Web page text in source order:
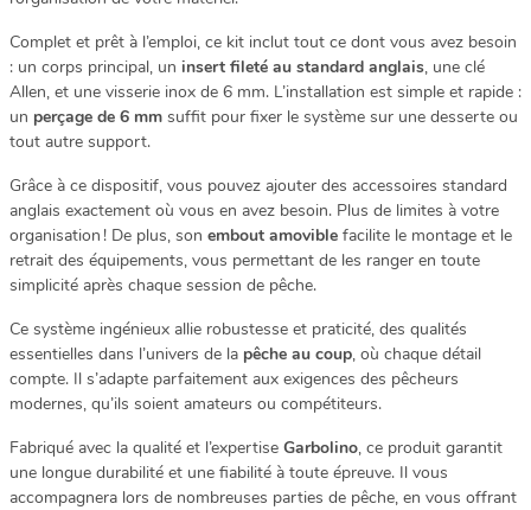
Complet et prêt à l’emploi, ce kit inclut tout ce dont vous avez besoin
: un corps principal, un insert fileté au standard anglais, une clé
Allen, et une visserie inox de 6 mm. L’installation est simple et rapide :
un perçage de 6 mm suffit pour fixer le système sur une desserte ou
tout autre support.
Grâce à ce dispositif, vous pouvez ajouter des accessoires standard
anglais exactement où vous en avez besoin. Plus de limites à votre
organisation ! De plus, son embout amovible facilite le montage et le
retrait des équipements, vous permettant de les ranger en toute
simplicité après chaque session de pêche.
Ce système ingénieux allie robustesse et praticité, des qualités
essentielles dans l’univers de la pêche au coup, où chaque détail
compte. Il s’adapte parfaitement aux exigences des pêcheurs
modernes, qu’ils soient amateurs ou compétiteurs.
Fabriqué avec la qualité et l’expertise Garbolino, ce produit garantit
une longue durabilité et une fiabilité à toute épreuve. Il vous
accompagnera lors de nombreuses parties de pêche, en vous offrant